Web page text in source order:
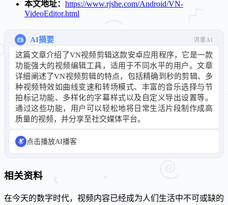
本文地址： https://www.rjshe.com/Android/VN-
VideoEditor.html
AI摘要 洪墨AI
这篇文章介绍了VN视频剪辑这款安卓应用程序，它是一款
功能强大的视频编辑工具，适用于不同水平的用户。文章
详细阐述了VN视频剪辑的特点，包括精确到秒的剪辑、多
种视频特效如曲线变速和转场模式、丰富的音乐选择与节
拍标记功能、多样化的字幕样式以及自定义导出设置等。
通过这些功能，用户可以轻松地将日常生活片段制作成高
质量的视频，并分享至社交媒体平台。
点击播放AI播客
相关资料
在今天的数字时代，视频内容已经成为人们生活中不可或缺的